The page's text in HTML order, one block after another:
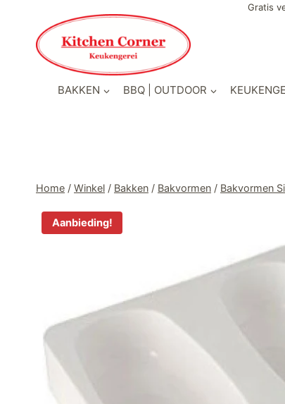
inhoud
Gratis
BAKKEN BBQ | OUTDOOR
Home / Winkel / Bakken / Bakvormen / Bakvormen
Aanbieding!